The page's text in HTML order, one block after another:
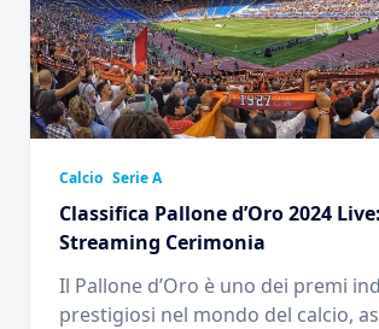
Calcio Serie A
Classifica Pallone d’Oro 2024
Streaming Cerimonia
Il Pallone d’Oro è uno dei premi
prestigiosi nel mondo del calcio,